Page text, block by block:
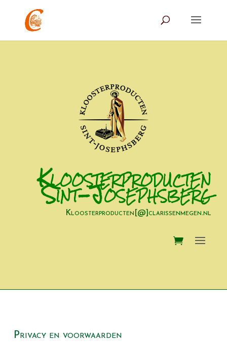
Kloosterproducten
Sint-Josephsberg
Kloosterproducten[@]clarissenmegen.nl
Privacy en voorwaarden